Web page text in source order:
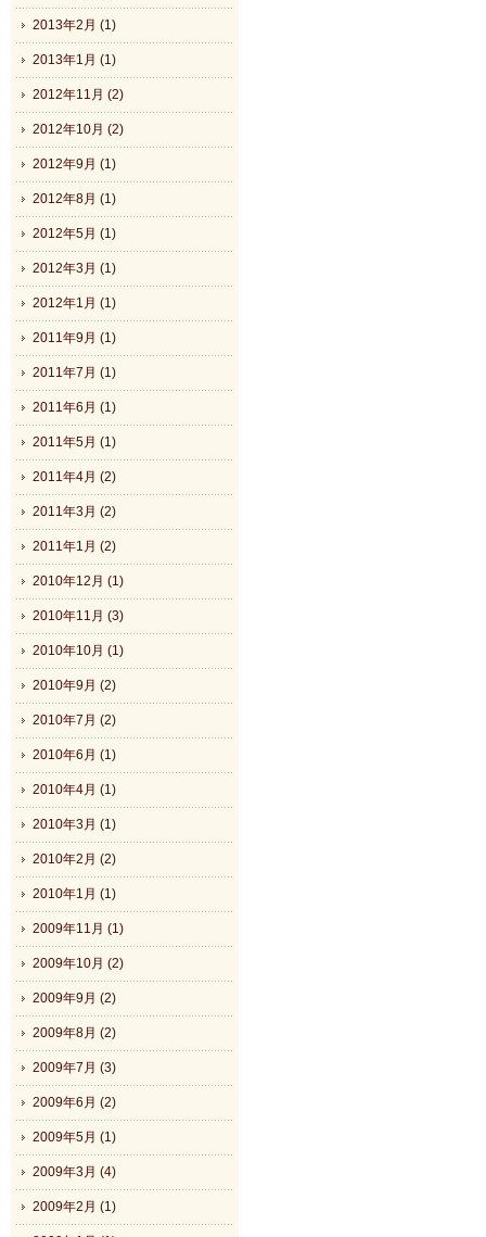
2013年2月 (1)
2013年1月 (1)
2012年11月 (2)
2012年10月 (2)
2012年9月 (1)
2012年8月 (1)
2012年5月 (1)
2012年3月 (1)
2012年1月 (1)
2011年9月 (1)
2011年7月 (1)
2011年6月 (1)
2011年5月 (1)
2011年4月 (2)
2011年3月 (2)
2011年1月 (2)
2010年12月 (1)
2010年11月 (3)
2010年10月 (1)
2010年9月 (2)
2010年7月 (2)
2010年6月 (1)
2010年4月 (1)
2010年3月 (1)
2010年2月 (2)
2010年1月 (1)
2009年11月 (1)
2009年10月 (2)
2009年9月 (2)
2009年8月 (2)
2009年7月 (3)
2009年6月 (2)
2009年5月 (1)
2009年3月 (4)
2009年2月 (1)